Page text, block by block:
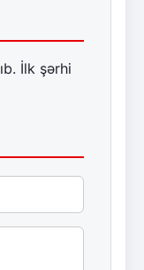
İlk şərhi